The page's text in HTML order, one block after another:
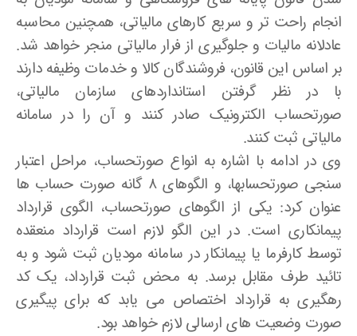
انجام راحت تر و سریع کارهای مالیاتی، همچنین محاسبه
عادلانه مالیات و جلوگیری از فرار مالیاتی منجر خواهد شد.
بر اساس این قانون، فروشندگان کالا و خدمات وظیفه دارند
با در نظر گرفتن استانداردهای سازمان مالیاتی،
صورتحساب الکترونیک صادر کنند و آن را در سامانه
مالیاتی ثبت کنند.
وی در ادامه با اشاره به انواع صورتحساب، مراحل اعتبار
سنجی صورتحسابها، و الگوهای ۸ گانه صورت حساب ها
عنوان کرد: یکی از الگوهای صورتحساب، الگوی قرارداد
پیمانکاری است. در این الگو لازم است قرارداد منعقده
توسط کارفرما یا پیمانکار در سامانه مودیان ثبت شود و به
تائید طرف مقابل برسد. به محض ثبت قرارداد، یک کد
رهگیری به قرارداد اختصاص می یابد که برای پیگیری
صورت وضعیت های ارسالی لازم خواهد بود.